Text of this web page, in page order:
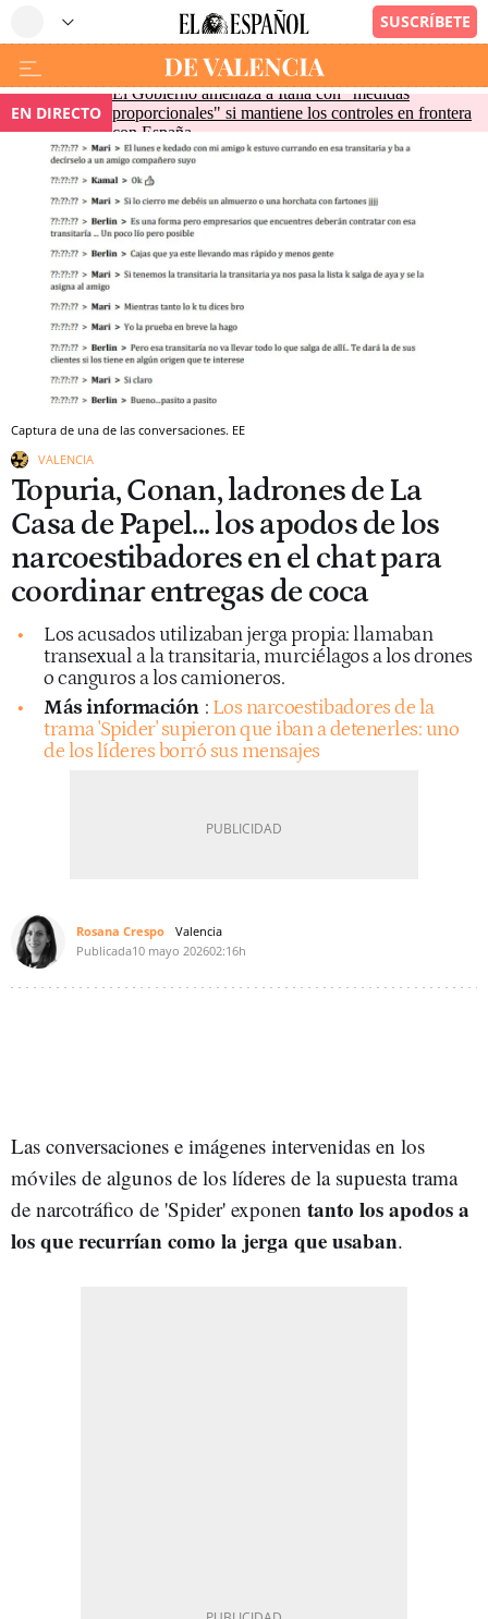
EN DIRECTO
El Gobierno amenaza a Italia con "medidas
proporcionales" si mantiene los controles en frontera
con España
Captura de una de las conversaciones. EE
VALENCIA
Topuria, Conan, ladrones de La
Casa de Papel... los apodos de los
narcoestibadores en el chat para
coordinar entregas de coca
Los acusados utilizaban jerga propia: llamaban
transexual a la transitaria, murciélagos a los drones
o canguros a los camioneros.
Más información : Los narcoestibadores de la
trama 'Spider' supieron que iban a detenerles: uno
de los líderes borró sus mensajes
Rosana Crespo
Valencia
Publicada10 mayo 202602:16h
Las conversaciones e imágenes intervenidas en los
móviles de algunos de los líderes de la supuesta trama
de narcotráfico de 'Spider' exponen tanto los apodos a
los que recurrían como la jerga que usaban.